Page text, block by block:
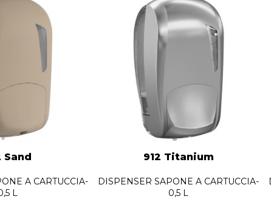
Sand
A CARTUCCIA-
L
912 Titanium
DISPENSER SAPONE A CARTUCCIA-
0,5 L